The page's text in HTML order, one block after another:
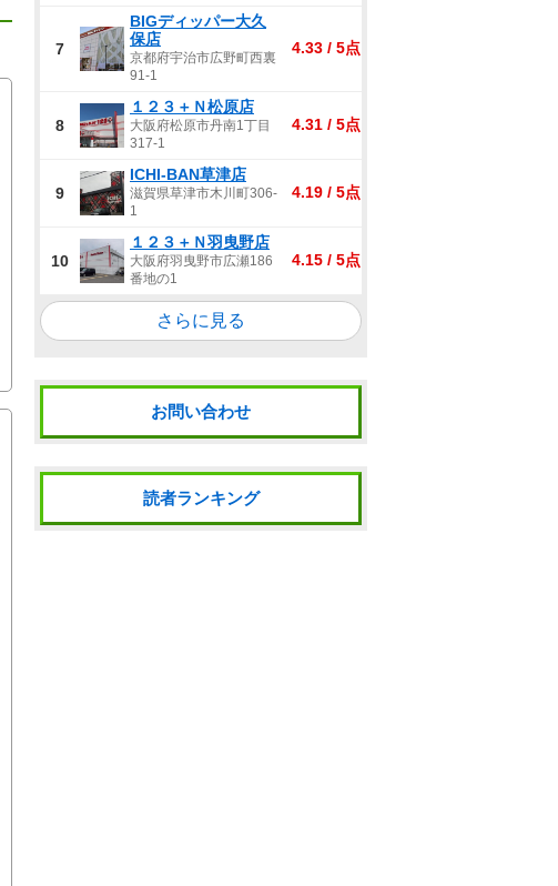
7
BIGディッパー大久
保店
京都府宇治市広野町西裏
91-1
4.33 / 5点
8
１２３＋Ｎ松原店
大阪府松原市丹南1丁目
317-1
4.31 / 5点
9
ICHI-BAN草津店
滋賀県草津市木川町306-
1
4.19 / 5点
10
１２３＋Ｎ羽曳野店
大阪府羽曳野市広瀬186
番地の1
4.15 / 5点
さらに見る
お問い合わせ
読者ランキング